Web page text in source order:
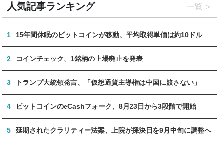
人気記事ランキング 一覧
1 15年間休眠のビットコインが移動、平均取得単価は約10ドル
2 コインチェック、1銘柄の上場廃止を発表
3 トランプ大統領発言、「仮想通貨主導権は中国に渡さない」
4 ビットコインのeCashフォーク、8月23日から3段階で開始
5 延期されたクラリティー法案、上院が採決日を9月中旬に調整へ